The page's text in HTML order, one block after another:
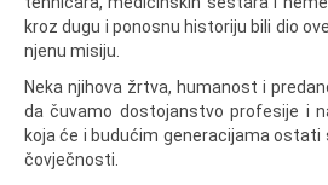
kroz dugu i ponosnu historiju bili dio
njenu misiju.
Neka njihova žrtva, humanost i
da čuvamo dostojanstvo profesije i
koja će i budućim generacijama
čovječnosti.